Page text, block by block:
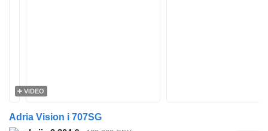
VIDEO
Adria Vision i 707SG